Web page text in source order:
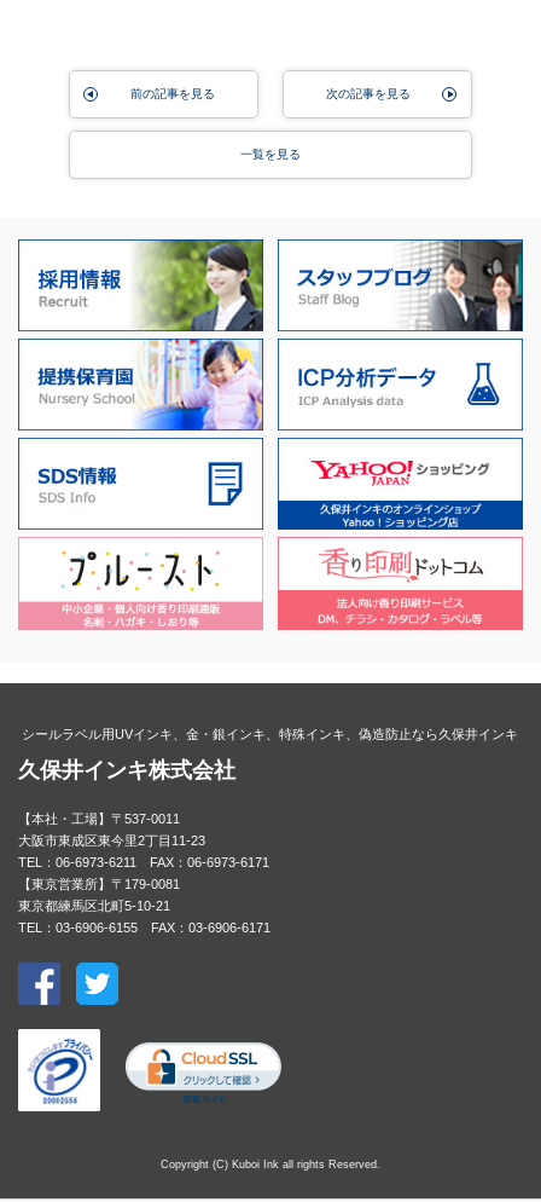
前の記事を見る 次の記事を見る
一覧を見る
シールラベル用UVインキ、金・銀インキ、特殊インキ、偽造防止なら久保井インキ
久保井インキ株式会社
【本社・工場】〒537-0011
大阪市東成区東今里2丁目11-23
TEL：06-6973-6211 FAX：06-6973-6171
【東京営業所】〒179-0081
東京都練馬区北町5-10-21
TEL：03-6906-6155 FAX：03-6906-6171
Copyright (C) Kuboi Ink all rights Reserved.